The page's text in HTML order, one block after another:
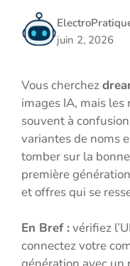
juin 2, 2026
Vous cherchez
images IA, mais
souvent à
variantes de noms
tomber sur la
première
et offres qui se
En Bref :vérifiez
connectez votre